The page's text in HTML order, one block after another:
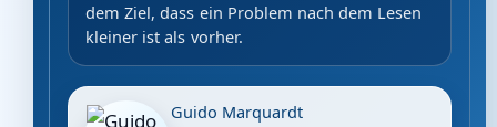
dem Ziel, dass ein Problem nach dem Lesen
kleiner ist als vorher.
Guido Marquardt